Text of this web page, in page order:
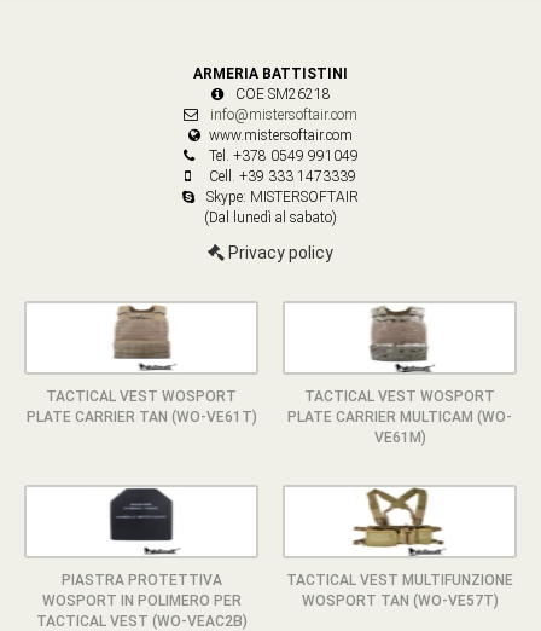
ARMERIA BATTISTINI
COE SM26218
info@mistersoftair.com
www.mistersoftair.com
Tel. +378 0549 991049
Cell. +39 333 1473339
Skype: MISTERSOFTAIR
(Dal lunedì al sabato)
Privacy policy
TACTICAL VEST WOSPORT
PLATE CARRIER TAN (WO-VE61T)
TACTICAL VEST WOSPORT
PLATE CARRIER MULTICAM (WO-
VE61M)
PIASTRA PROTETTIVA
WOSPORT IN POLIMERO PER
TACTICAL VEST (WO-VEAC2B)
TACTICAL VEST MULTIFUNZIONE
WOSPORT TAN (WO-VE57T)